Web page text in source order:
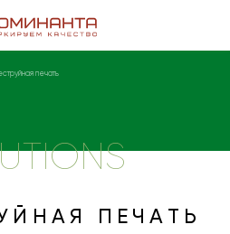
печать
ПЕЧАТЬ